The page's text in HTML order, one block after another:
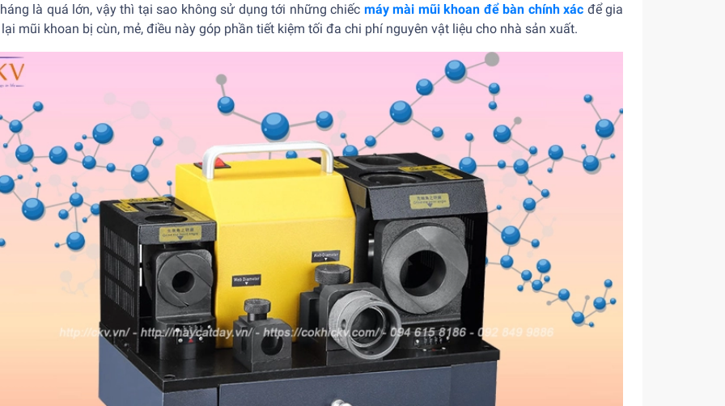
là quá lớn, vậy thì tại sao không sử dụng tới những chiếc máy mài mũi khoan để bàn chính xác để gia
mũi khoan bị cùn, mẻ, điều này góp phần tiết kiệm tối đa chi phí nguyên vật liệu cho nhà sản xuất.